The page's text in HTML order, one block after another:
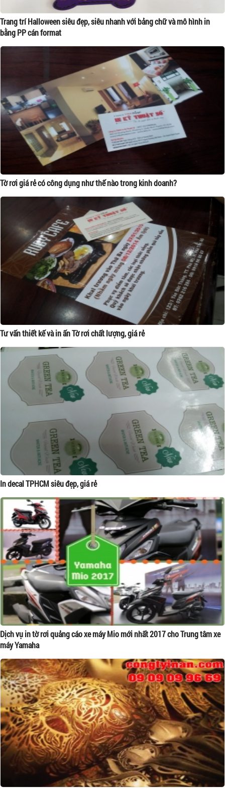
Trang trí Halloween siêu đẹp, siêu nhanh với bảng chữ và mô hình in
bằng PP cán format
Tờ rơi giá rẻ có công dụng như thế nào trong kinh doanh?
Tư vấn thiết kế và in ấn Tờ rơi chất lượng, giá rẻ
In decal TPHCM siêu đẹp, giá rẻ
Dịch vụ in tờ rơi quảng cáo xe máy Mio mới nhất 2017 cho Trung tâm xe
máy Yamaha